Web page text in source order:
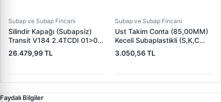
Subap ve Subap Fincani
Silindir Kapağı (Subapsiz)
Transit V184 2.4TCDI 01>06
| OZGAYD CH21-001 | OEM
YC1Q 6049 BD 1851817
26.479,99 TL
Subap ve Subap Fincani
Ust Takim Conta (85,00MM)
Keceli Subaplastikli (S,K,C
Haric) Partner 2 P406
Berlingo 2 Boxer 2 Jumper 2
Scudo 2 DW10TD (2,0 Hdi) |
PAYEN CC5010 | OEM
0197X3
3.050,56 TL
Faydalı Bilgiler